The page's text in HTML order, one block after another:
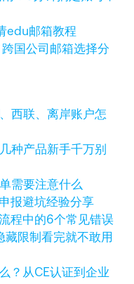
edu邮箱教程
国公司邮箱选择分
西联、离岸账户怎
种产品新手千万别
需要注意什么
报避坑经验分享
程中的6个常见错误
限制看完就不敢用
？从CE认证到企业